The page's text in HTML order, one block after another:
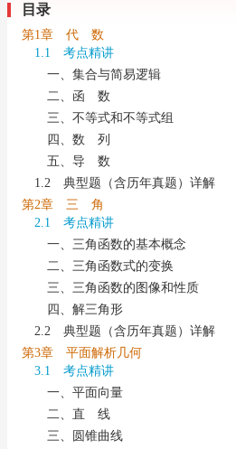
目录
第1章 代 数
1.1 考点精讲
一、集合与简易逻辑
二、函 数
三、不等式和不等式组
四、数 列
五、导 数
1.2 典型题（含历年真题）详解
第2章 三 角
2.1 考点精讲
一、三角函数的基本概念
二、三角函数式的变换
三、三角函数的图像和性质
四、解三角形
2.2 典型题（含历年真题）详解
第3章 平面解析几何
3.1 考点精讲
一、平面向量
二、直 线
三、圆锥曲线